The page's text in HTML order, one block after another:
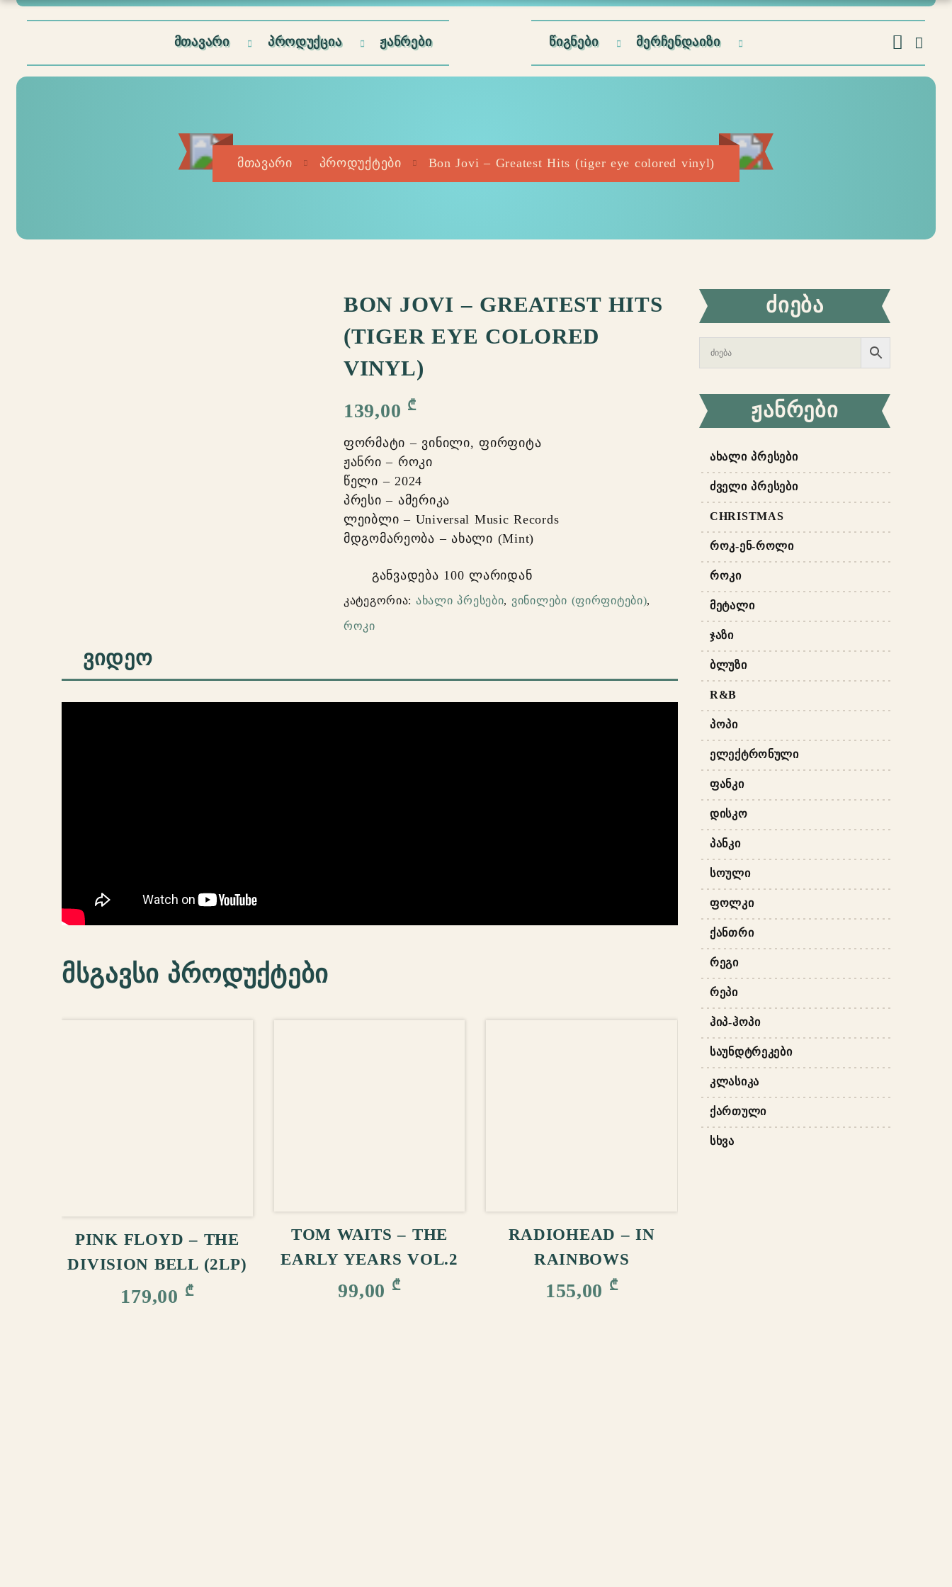
ᲛᲗᲐᲕᲐᲠᲘ ᲞᲠᲝᲓᲣᲥᲪᲘᲐ ᲟᲐᲜᲠᲔᲑᲘ ᲬᲘᲒᲜᲔᲑᲘ ᲛᲔᲠᲩᲔᲜᲓᲐᲘᲖᲘ
მთავარი პროდუქტები Bon Jovi – Greatest Hits (tiger eye colored vinyl)
ᲫᲘᲔᲑᲐ
ᲟᲐᲜᲠᲔᲑᲘ
ᲐᲮᲐᲚᲘ ᲞᲠᲔᲡᲔᲑᲘ
ᲫᲕᲔᲚᲘ ᲞᲠᲔᲡᲔᲑᲘ
CHRISTMAS
ᲠᲝᲙ-ᲔᲜ-ᲠᲝᲚᲘ
ᲠᲝᲙᲘ
ᲛᲔᲢᲐᲚᲘ
ᲯᲐᲖᲘ
ᲑᲚᲣᲖᲘ
R&B
ᲞᲝᲞᲘ
ᲔᲚᲔᲥᲢᲠᲝᲜᲣᲚᲘ
ᲤᲐᲜᲙᲘ
ᲓᲘᲡᲙᲝ
ᲞᲐᲜᲙᲘ
ᲡᲝᲣᲚᲘ
ᲤᲝᲚᲙᲘ
ᲥᲐᲜᲗᲠᲘ
ᲠᲔᲒᲘ
ᲠᲔᲞᲘ
ᲰᲘᲞ-ᲰᲝᲞᲘ
ᲡᲐᲣᲜᲓᲢᲠᲔᲙᲔᲑᲘ
ᲙᲚᲐᲡᲘᲙᲐ
ᲥᲐᲠᲗᲣᲚᲘ
ᲡᲮᲕᲐ
BON JOVI – GREATEST HITS
(TIGER EYE COLORED
VINYL)
139,00 ₾
ფორმატი – ვინილი, ფირფიტა
ჟანრი – როკი
წელი – 2024
პრესი – ამერიკა
ლეიბლი – Universal Music Records
მდგომარეობა – ახალი (Mint)
განვადება 100 ლარიდან
კატეგორია: ახალი პრესები, ვინილები (ფირფიტები),
როკი
ᲕᲘᲓᲔᲝ
მსგავსი პროდუქტები
PINK FLOYD – THE
DIVISION BELL (2LP)
179,00 ₾
TOM WAITS – THE
EARLY YEARS VOL.2
99,00 ₾
RADIOHEAD – IN
RAINBOWS
155,00 ₾